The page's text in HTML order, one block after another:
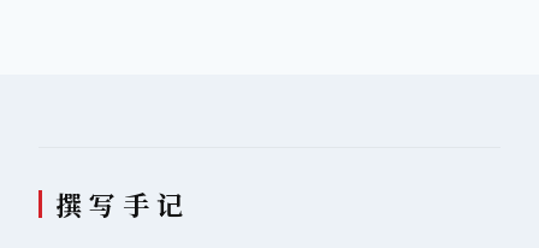
撰 写 手 记